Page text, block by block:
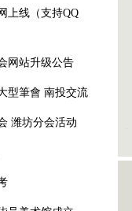
上线（支持QQ
网站升级公告
型筆會 南投交流
潍坊分会活动